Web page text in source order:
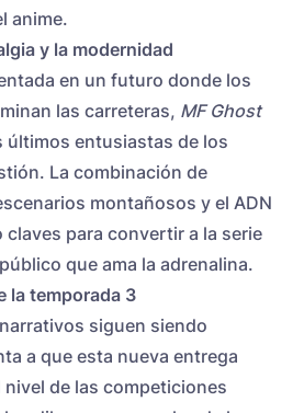
anime.
y la modernidad
en un futuro donde los
las carreteras, MF Ghost
últimos entusiastas de los
La combinación de
montañosos y el ADN
para convertir a la serie
que ama la adrenalina.
la temporada 3
siguen siendo
a que esta nueva entrega
de las competiciones